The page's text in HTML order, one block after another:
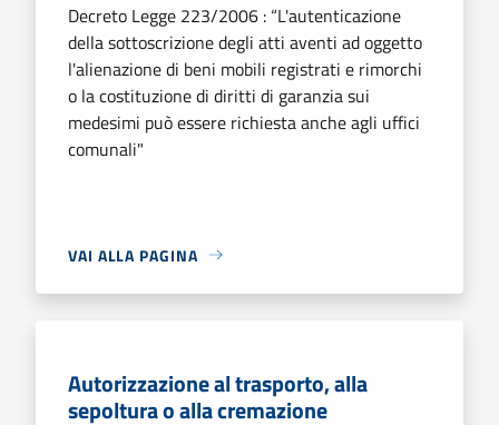
Decreto Legge 223/2006 : “L'autenticazione
della sottoscrizione degli atti aventi ad oggetto
l'alienazione di beni mobili registrati e rimorchi
o la costituzione di diritti di garanzia sui
medesimi può essere richiesta anche agli uffici
comunali"
VAI ALLA PAGINA
Autorizzazione al trasporto, alla
sepoltura o alla cremazione